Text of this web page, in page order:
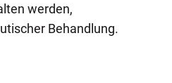
werden,
Behandlung.